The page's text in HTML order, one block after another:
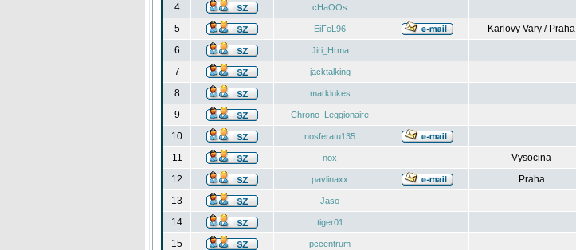
4
cHaOOs
5
EiFeL96 Karlovy Vary / Praha
6
Jiri_Hrma
7
jacktalking
8
marklukes
9
Chrono_Leggionaire
10
nosferatu135
11
nox Vysocina
12
pavlinaxx Praha
13
Jaso
14
tiger01
15
pccentrum